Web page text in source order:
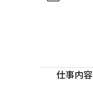
仕事内容